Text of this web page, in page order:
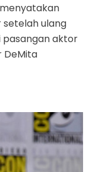
ulang
pasangan aktor
DeMita